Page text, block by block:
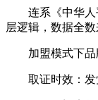
连系《中华人平
层逻辑，数据全数
加盟模式下品牌
取证时效：发觉